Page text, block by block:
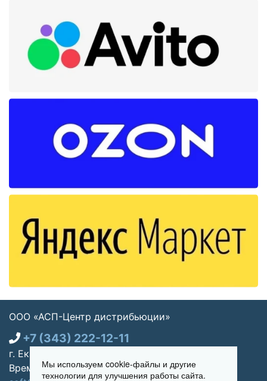
ООО «АСП-Центр дистрибьюции»
+7 (343) 222-12-11
г. Екатеринбург, ул. Щорса 7, офис 270
Время работы: Пн-пт 09:00 - 18:00
Мы используем cookie-файлы и другие
технологии для улучшения работы сайта.